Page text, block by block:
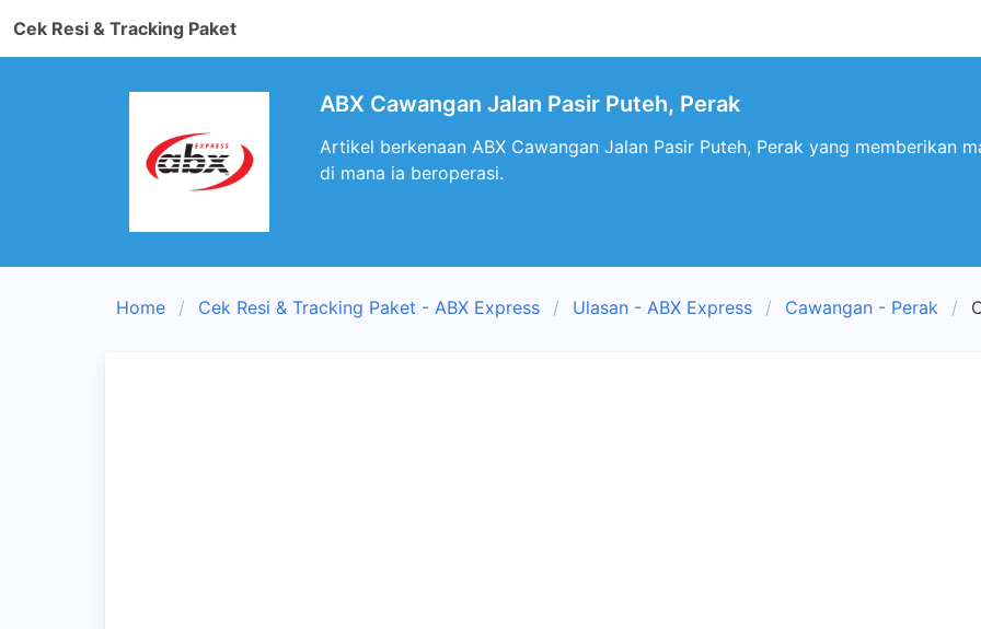
Cek Resi & Tracking Paket
ABX Cawangan Jalan Pasir Puteh, Perak
Artikel berkenaan ABX Cawangan Jalan Pasir Puteh, Perak yang memberikan
di mana ia beroperasi.
Home Cek Resi & Tracking Paket - ABX Express Ulasan - ABX Express Cawangan - Perak